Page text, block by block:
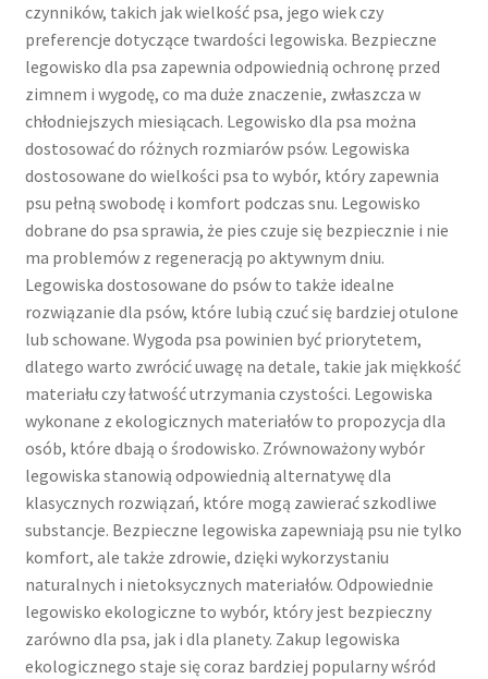
czynników, takich jak wielkość psa, jego wiek czy
preferencje dotyczące twardości legowiska. Bezpieczne
legowisko dla psa zapewnia odpowiednią ochronę przed
zimnem i wygodę, co ma duże znaczenie, zwłaszcza w
chłodniejszych miesiącach. Legowisko dla psa można
dostosować do różnych rozmiarów psów. Legowiska
dostosowane do wielkości psa to wybór, który zapewnia
psu pełną swobodę i komfort podczas snu. Legowisko
dobrane do psa sprawia, że pies czuje się bezpiecznie i nie
ma problemów z regeneracją po aktywnym dniu.
Legowiska dostosowane do psów to także idealne
rozwiązanie dla psów, które lubią czuć się bardziej otulone
lub schowane. Wygoda psa powinien być priorytetem,
dlatego warto zwrócić uwagę na detale, takie jak miękkość
materiału czy łatwość utrzymania czystości. Legowiska
wykonane z ekologicznych materiałów to propozycja dla
osób, które dbają o środowisko. Zrównoważony wybór
legowiska stanowią odpowiednią alternatywę dla
klasycznych rozwiązań, które mogą zawierać szkodliwe
substancje. Bezpieczne legowiska zapewniają psu nie tylko
komfort, ale także zdrowie, dzięki wykorzystaniu
naturalnych i nietoksycznych materiałów. Odpowiednie
legowisko ekologiczne to wybór, który jest bezpieczny
zarówno dla psa, jak i dla planety. Zakup legowiska
ekologicznego staje się coraz bardziej popularny wśród